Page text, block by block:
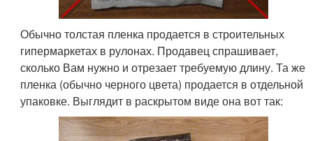
Обычно толстая пленка продается в строительных
гипермаркетах в рулонах. Продавец спрашивает,
сколько Вам нужно и отрезает требуемую длину. Та же
пленка (обычно черного цвета) продается в отдельной
упаковке. Выглядит в раскрытом виде она вот так: